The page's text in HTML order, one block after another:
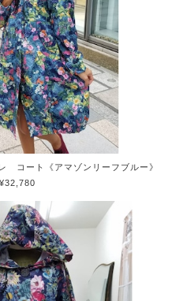
コート《アマゾンリーフブルー》
¥32,780